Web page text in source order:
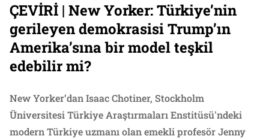
ÇEVİRİ | New Yorker: Türkiye’nin
gerileyen demokrasisi Trump’ın
Amerika’sına bir model teşkil
edebilir mi?
New Yorker’dan Isaac Chotiner, Stockholm
Üniversitesi Türkiye Araştırmaları Enstitüsü'ndeki
modern Türkiye uzmanı olan emekli profesör Jenny